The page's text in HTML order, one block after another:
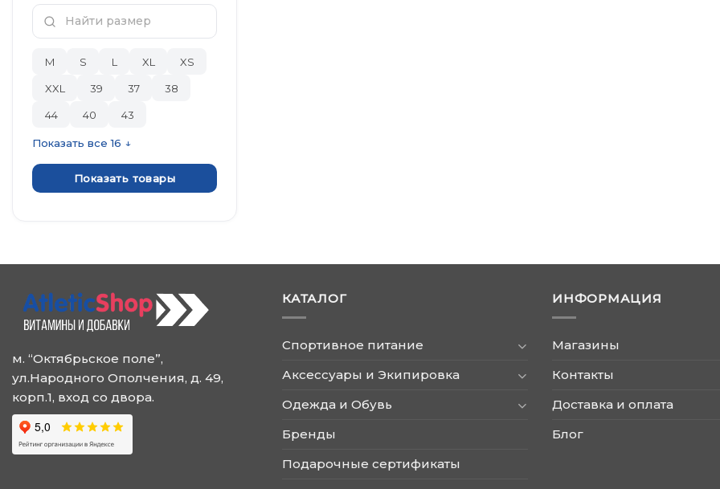
M S L XL XS
XXL 39 37 38
44 40 43
Показать все 16 ↓
Показать товары
м. “Октябрьское поле”,
ул.Народного Ополчения, д. 49,
корп.1, вход со двора.
КАТАЛОГ
Спортивное питание
Аксессуары и Экипировка
Одежда и Обувь
Бренды
Подарочные сертификаты
ИНФОРМАЦИЯ
Магазины
Контакты
Доставка и оплата
Блог